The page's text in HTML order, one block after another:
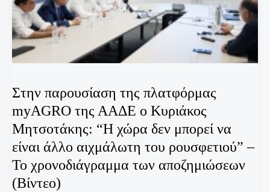
Στην παρουσίαση της πλατφόρμας
myAGRO της ΑΑΔΕ ο Κυριάκος
Μητσοτάκης: “Η χώρα δεν μπορεί να
είναι άλλο αιχμάλωτη του ρουσφετιού” –
Το χρονοδιάγραμμα των αποζημιώσεων
(Βίντεο)